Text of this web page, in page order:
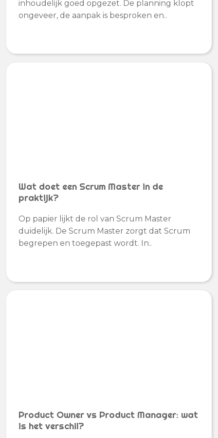
inhoudelijk goed opgezet. De planning klopt
ongeveer, de aanpak is besproken en..
Wat doet een Scrum Master in de
praktijk?
Op papier lijkt de rol van Scrum Master
duidelijk. De Scrum Master zorgt dat Scrum
begrepen en toegepast wordt. In..
Product Owner vs Product Manager: wat
is het verschil?